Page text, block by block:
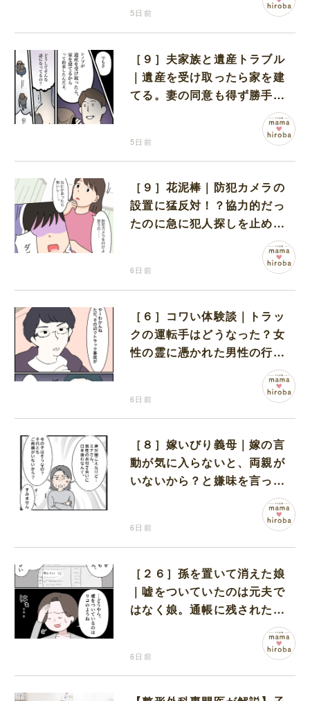
5日前
［９］夫家族と遺産トラブル
｜遺産を受け取ったら家を建
てる。妻の同意も得ず勝手に
5日前
［９］花泥棒｜防犯カメラの
設置に猛反対！？協力的だっ
たのに急に犯人探しを止めた
6日前
［６］コワい体験談｜トラッ
クの運転手はどうなった？女
性の霊に憑かれた男性の行方
6日前
［８］嫁いびり義母｜嫁の言
動が気に入らないと、両親が
いないから？と嫌味を言って
6日前
［２６］孫を置いて消えた娘
｜嘘をついていたのは元夫で
はなく娘。通帳に残された記
録がすべてを物語っていた
6日前